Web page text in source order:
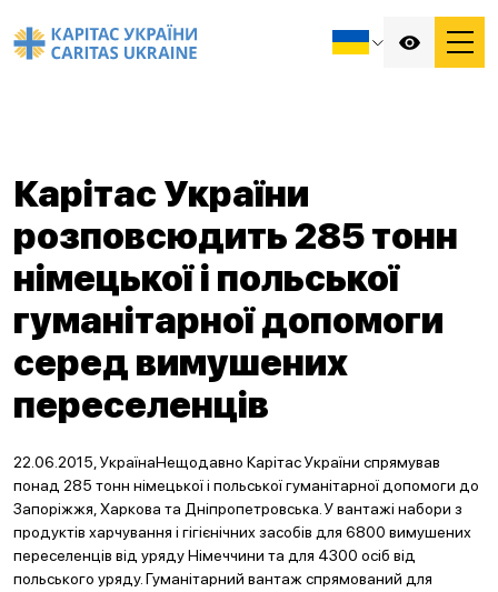
Карітас України
розповсюдить 285 тонн
німецької і польської
гуманітарної допомоги
серед вимушених
переселенців
22.06.2015, УкраїнаНещодавно Карітас України спрямував
понад 285 тонн німецької і польської гуманітарної допомоги до
Запоріжжя, Харкова та Дніпропетровська. У вантажі набори з
продуктів харчування і гігієнічних засобів для 6800 вимушених
переселенців від уряду Німеччини та для 4300 осіб від
польського уряду. Гуманітарний вантаж спрямований для